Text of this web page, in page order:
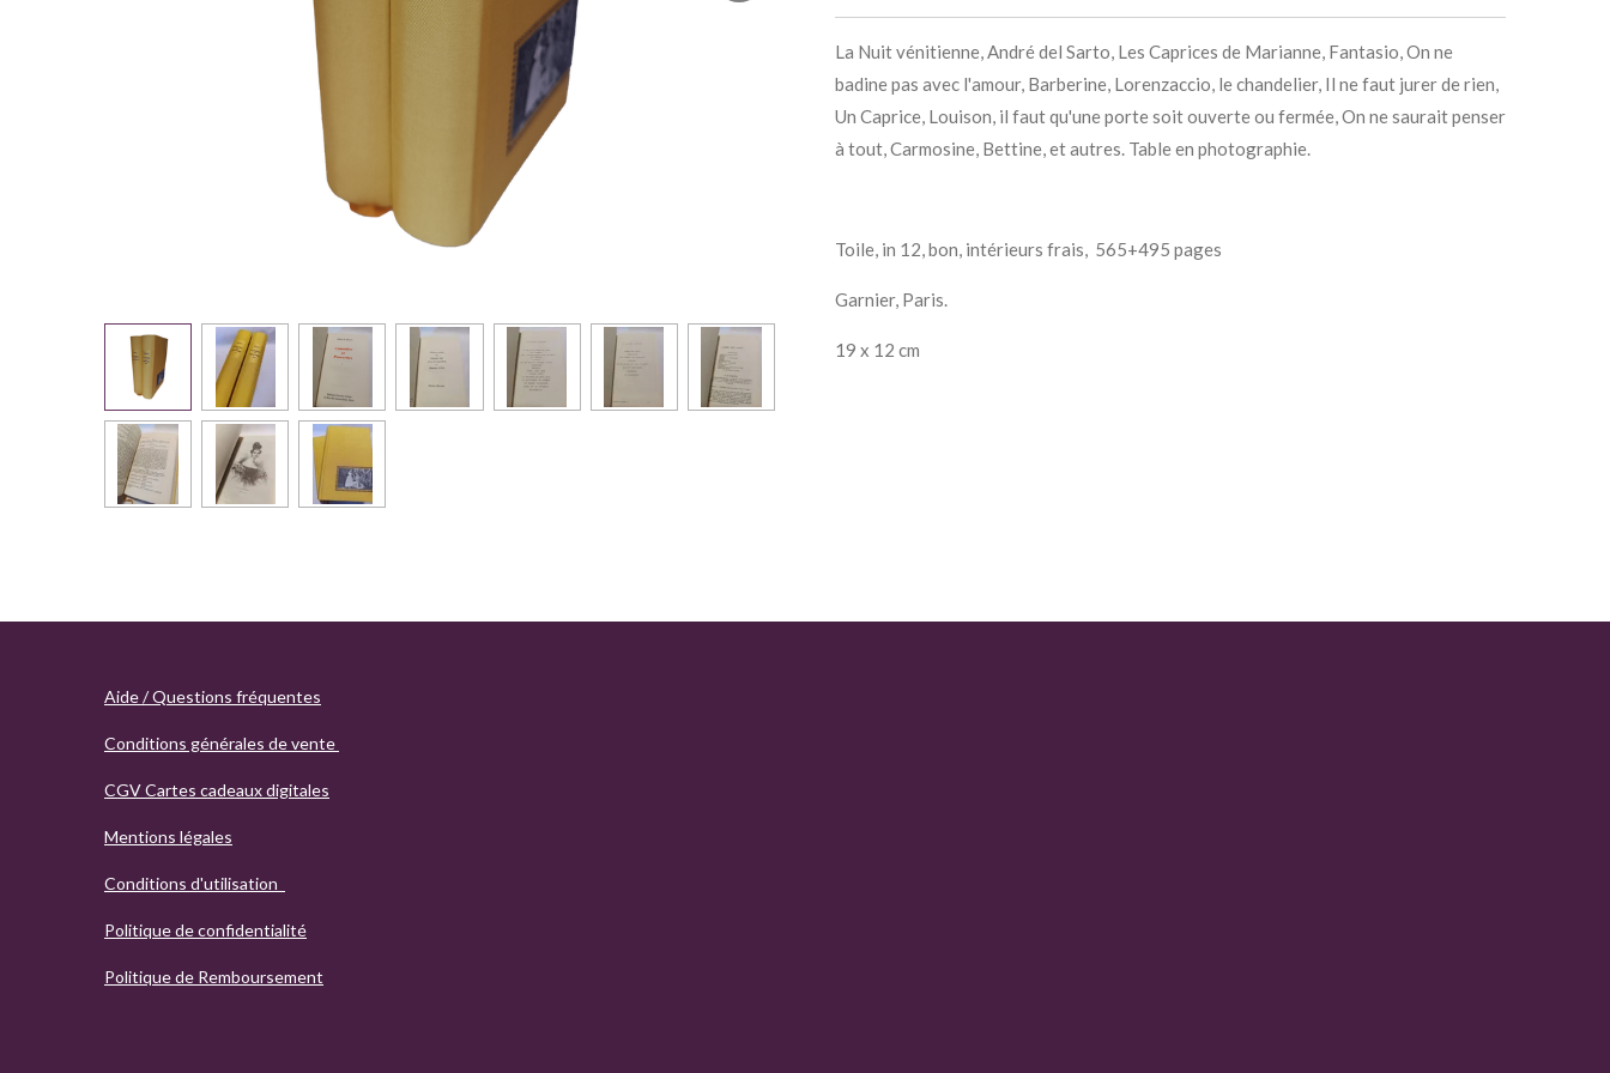
La Nuit vénitienne, André del Sarto, Les Caprices de Marianne, Fantasio, On ne
badine pas avec l'amour, Barberine, Lorenzaccio, le chandelier, Il ne faut jurer de rien,
Un Caprice, Louison, il faut qu'une porte soit ouverte ou fermée, On ne saurait penser
à tout, Carmosine, Bettine, et autres. Table en photographie.
Toile, in 12, bon, intérieurs frais, 565+495 pages
Garnier, Paris.
19 x 12 cm
Aide / Questions fréquentes
Conditions générales de vente
CGV Cartes cadeaux digitales
Mentions légales
Conditions d'utilisation
Politique de confidentialité
Politique de Remboursement